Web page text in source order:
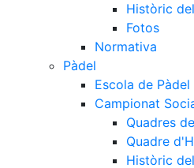
Històric
Fotos
Normativa
Pàdel
Escola de Pàdel
Campionat
Quadres
Quadre
Històric